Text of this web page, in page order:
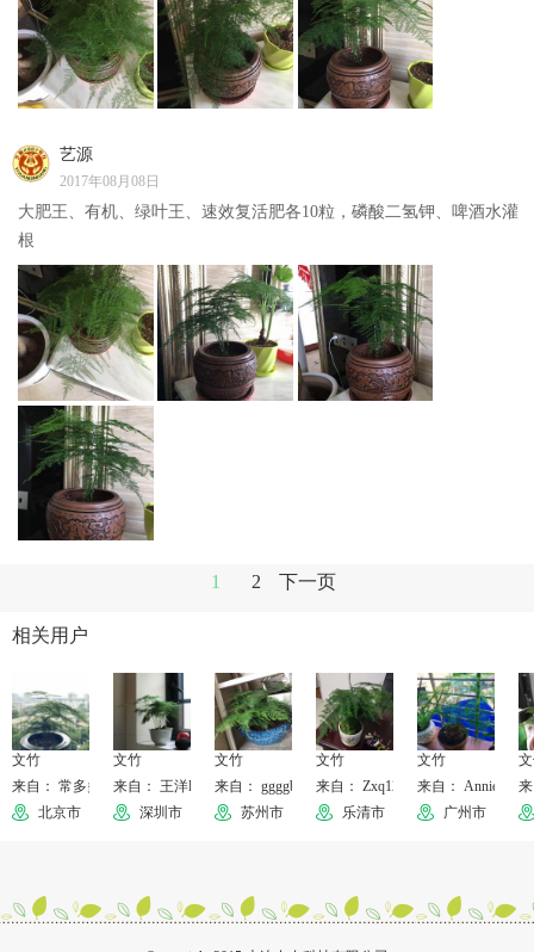
艺源
2017年08月08日
大肥王、有机、绿叶王、速效复活肥各10粒，磷酸二氢钾、啤酒水灌
根
1 2 下一页
相关用户
文竹
来自： 常多多
北京市
文竹
来自： 王洋lily
深圳市
文竹
来自： ggggbbbb
苏州市
文竹
来自： Zxq12999
乐清市
文竹
来自： Annie
广州市